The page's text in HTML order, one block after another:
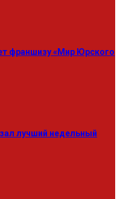
франшизу «Мир Юрского
лучший недельный